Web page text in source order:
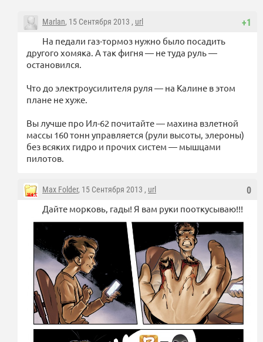
+1
Marlan, 15 Сентября 2013 , url
На педали газ-тормоз нужно было посадить
другого хомяка. А так фигня — не туда руль —
остановился.
Что до электроусилителя руля — на Калине в этом
плане не хуже.
Вы лучше про Ил-62 почитайте — махина взлетной
массы 160 тонн управляется (рули высоты, элероны)
без всяких гидро и прочих систем — мышцами
пилотов.
0
Max Folder, 15 Сентября 2013 , url
Дайте морковь, гады! Я вам руки пооткусываю!!!